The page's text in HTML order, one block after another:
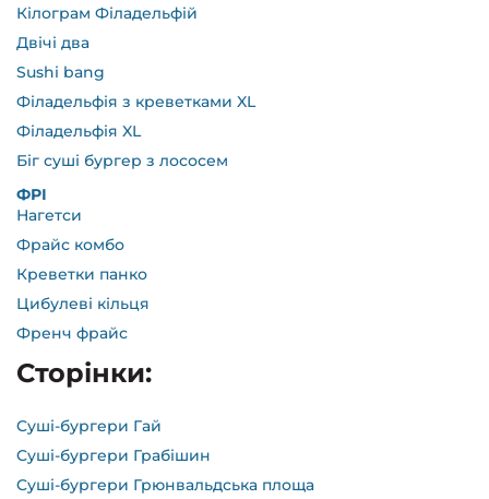
Кілограм Філадельфій
Двічі два
Sushi bang
Філадельфія з креветками XL
Філадельфія XL
Біг суші бургер з лососем
ФРІ
Нагетси
Фрайс комбо
Креветки панко
Цибулеві кільця
Френч фрайс
Сторінки:
Cуші-бургери Гай
Cуші-бургери Грабішин
Cуші-бургери Грюнвальдська площа